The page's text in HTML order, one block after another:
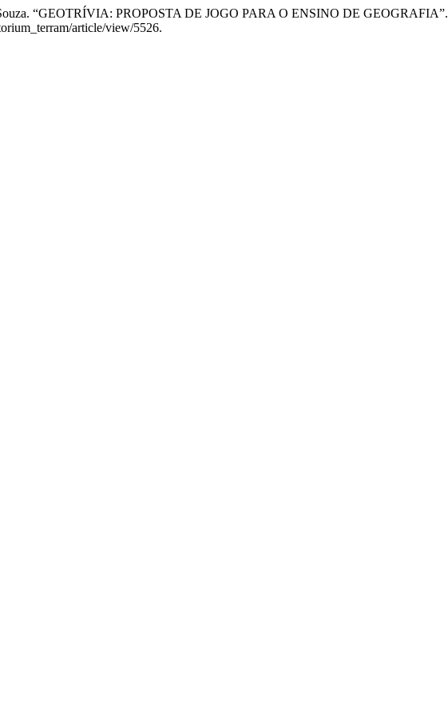
“GEOTRÍVIA: PROPOSTA DE JOGO PARA O ENSINO DE GEOGRAFIA”.
article/view/5526.